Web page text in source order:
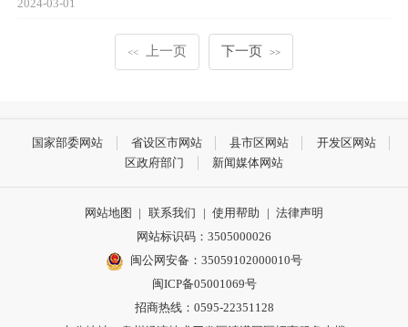
2024-03-01
<< 上一页 下一页 >>
国家部委网站 省设区市网站 县市区网站
开发区网站
区政府部门
新闻媒体网站
网站地图 | 联系我们 | 使用帮助 | 法律声明
网站标识码：3505000026
闽公网安备：35059102000010号
闽ICP备05001069号
招商热线：0595-22351128